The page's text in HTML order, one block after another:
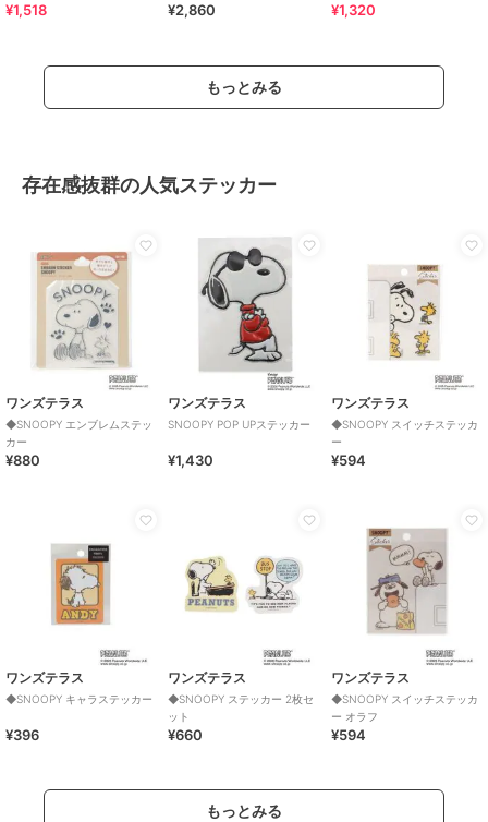
¥1,518 ¥2,860 ¥1,320
もっとみる
存在感抜群の人気ステッカー
ワンズテラス
◆SNOOPY エンブレムステッ
カー
¥880
ワンズテラス
SNOOPY POP UPステッカー
¥1,430
ワンズテラス
◆SNOOPY スイッチステッカ
ー
¥594
ワンズテラス
◆SNOOPY キャラステッカー
¥396
ワンズテラス
◆SNOOPY ステッカー 2枚セ
ット
¥660
ワンズテラス
◆SNOOPY スイッチステッカ
ー オラフ
¥594
もっとみる